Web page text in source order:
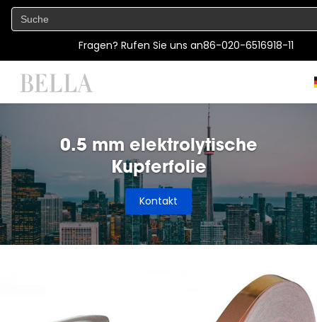
Fragen? Rufen Sie uns an86-020-6516918-11
0.5 mm elektrolytische
Kupferfolie
Kontakt